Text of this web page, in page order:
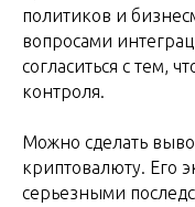
политиков и
вопросами
согласиться с тем,
контроля.
Можно сделать
криптовалюту. Его
серьезными